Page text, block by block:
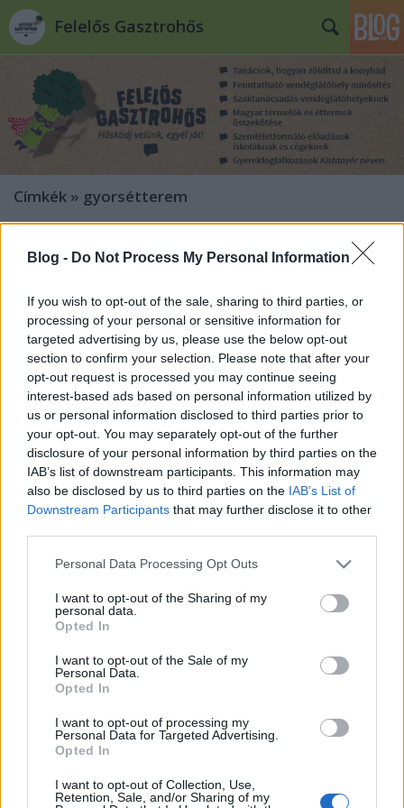
Blog - Do Not Process My Personal Information
If you wish to opt-out of the sale, sharing to third parties, or
processing of your personal or sensitive information for
targeted advertising by us, please use the below opt-out
section to confirm your selection. Please note that after your
opt-out request is processed you may continue seeing
interest-based ads based on personal information utilized by
us or personal information disclosed to third parties prior to
your opt-out. You may separately opt-out of the further
disclosure of your personal information by third parties on the
IAB’s list of downstream participants. This information may
also be disclosed by us to third parties on the IAB’s List of
Downstream Participants that may further disclose it to other
Please note that this website/app uses one or more Google
not limited to your visit or usage behaviour. You may click to
grant or deny consent to Google and its third-party tags to
use your data for below specified purposes in below Google
consent section.
Personal Data Processing Opt Outs
I want to opt-out of the Sharing of my
personal data.
Opted In
I want to opt-out of the Sale of my
Personal Data.
Opted In
I want to opt-out of processing my
Personal Data for Targeted Advertising.
Opted In
I want to opt-out of Collection, Use,
Retention, Sale, and/or Sharing of my
Felelős Gasztrohős
Címkék » gyorsétterem
Tudod, hogy mennyit eszel
Felelős Gasztrohős•2014. szeptember 09.
Mindannyian hallottunk már olyan
összehasonlításokat, mint például a következő: ha
megeszel egy sajtburgert, egy órát kellene futnod
ahhoz, hogy ledolgozd az abból bevitt energiát.
Persze ahhoz is kell táplálék, hogy mindennapi
életfunkcióinkat fenntartsuk - de aki próbált már…
Így esztek ti!
Felelős Gasztrohős
- avagy miért nem irigylem az amerikaiakat? - Az
előző cikkünket a nagy sztereotípiákkal kezdtük,
vagyis azokkal a sorozatokban és filmekben sokszor
bevágott képkockákkal, amikor az amerikaiak
valamilyen csomagolóanyagból (pl. papírdoboz)
valamilyen eszközzel (pl. pálcikával)…